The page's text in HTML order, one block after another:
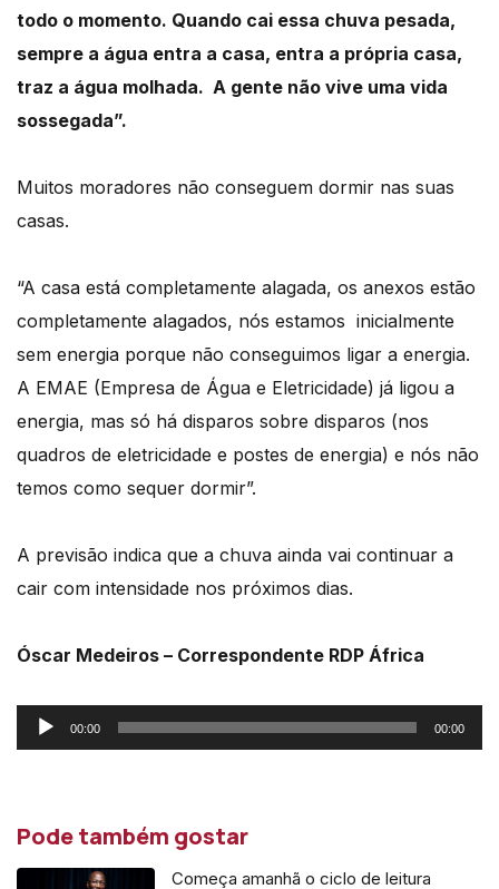
todo o momento. Quando cai essa chuva pesada,
sempre a água entra a casa, entra a própria casa,
traz a água molhada. A gente não vive uma vida
sossegada”.
Muitos moradores não conseguem dormir nas suas
casas.
“A casa está completamente alagada, os anexos estão
completamente alagados, nós estamos inicialmente
sem energia porque não conseguimos ligar a energia.
A EMAE (Empresa de Água e Eletricidade) já ligou a
energia, mas só há disparos sobre disparos (nos
quadros de eletricidade e postes de energia) e nós não
temos como sequer dormir”.
A previsão indica que a chuva ainda vai continuar a
cair com intensidade nos próximos dias.
Óscar Medeiros – Correspondente RDP África
Reprodutor
de
00:00 00:00
Pode também gostar
Começa amanhã o ciclo de leitura